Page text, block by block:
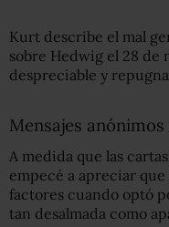
Kurt describe el mal
sobre Hedwig el 28 de
despreciable y
Mensajes
A medida que las
empecé a apreciar
factores cuando optó
tan desalmada como